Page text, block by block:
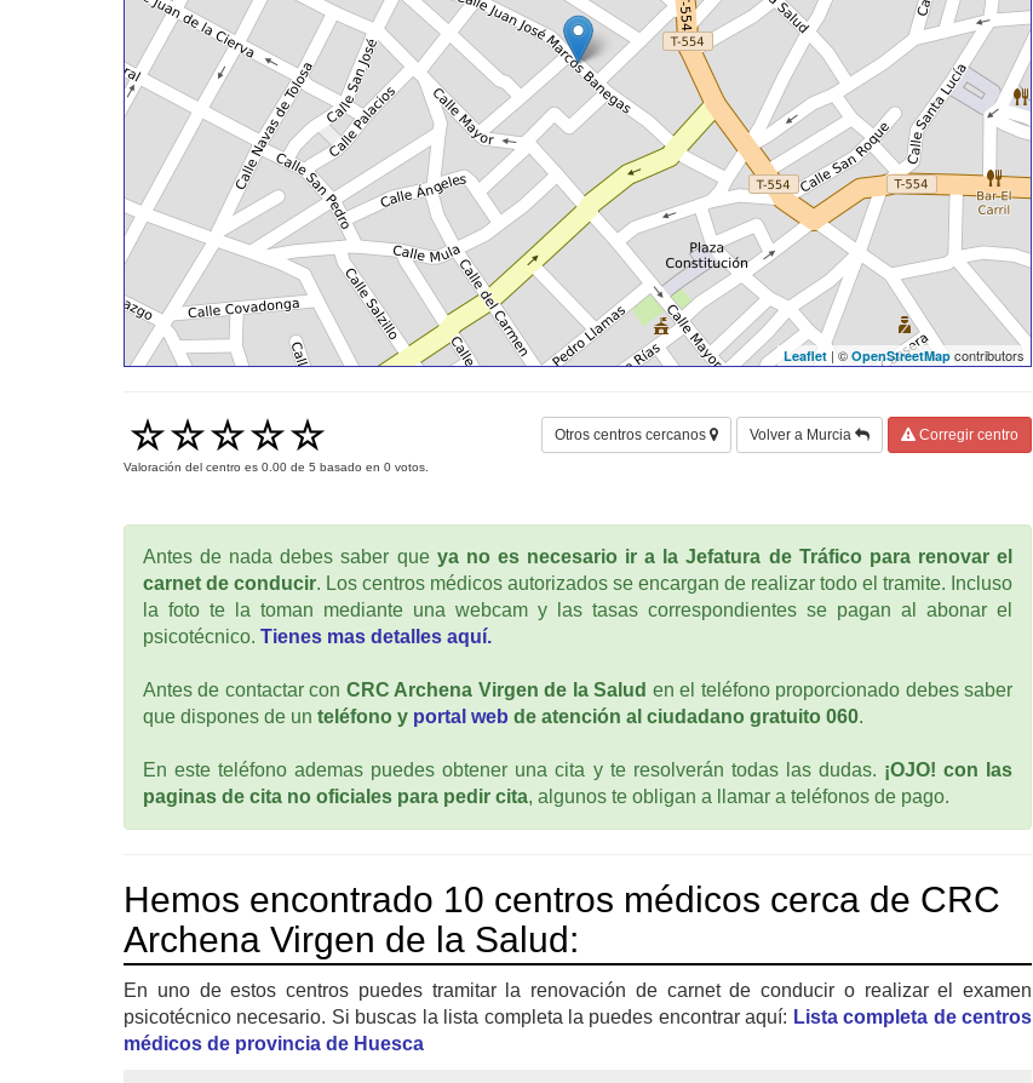
Leaflet | © OpenStreetMap contributors
Valoración del centro es 0.00 de 5 basado en 0 votos.
Otros centros cercanos Volver a Murcia Corregir centro
Antes de nada debes saber que ya no es necesario ir a la Jefatura de Tráfico para renovar el
carnet de conducir. Los centros médicos autorizados se encargan de realizar todo el tramite. Incluso
la foto te la toman mediante una webcam y las tasas correspondientes se pagan al abonar el
psicotécnico. Tienes mas detalles aquí.
Antes de contactar con CRC Archena Virgen de la Salud en el teléfono proporcionado debes saber
que dispones de un teléfono y portal web de atención al ciudadano gratuito 060.
En este teléfono ademas puedes obtener una cita y te resolverán todas las dudas. ¡OJO! con las
paginas de cita no oficiales para pedir cita, algunos te obligan a llamar a teléfonos de pago.
Hemos encontrado 10 centros médicos cerca de CRC
Archena Virgen de la Salud:
En uno de estos centros puedes tramitar la renovación de carnet de conducir o realizar el examen
psicotécnico necesario. Si buscas la lista completa la puedes encontrar aquí: Lista completa de centros
médicos de provincia de Huesca